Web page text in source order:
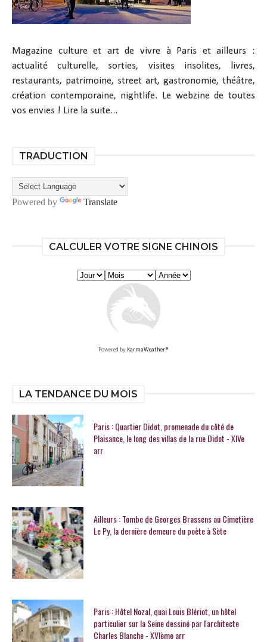
Magazine culture et art de vivre à Paris et ailleurs :
actualité culturelle, sorties, visites insolites, livres,
restaurants, patrimoine, street art, gastronomie, théâtre,
création contemporaine, nightlife. Le webzine de toutes
vos envies ! Lire la suite...
TRADUCTION
Powered by Translate
CALCULER VOTRE SIGNE CHINOIS
Powered by KarmaWeather®
LA TENDANCE DU MOIS
Paris : Quartier Didot, promenade du côté de
Plaisance, le long des villas de la rue Didot - XIVe
arr
Ailleurs : Tombe de Georges Brassens au Cimetière
Le Py, la dernière demeure du poète à Sète
Paris : Hôtel Nozal, quai Louis Blériot, un hôtel
particulier sur la Seine dessiné par l'architecte
Charles Blanche - XVIème arr